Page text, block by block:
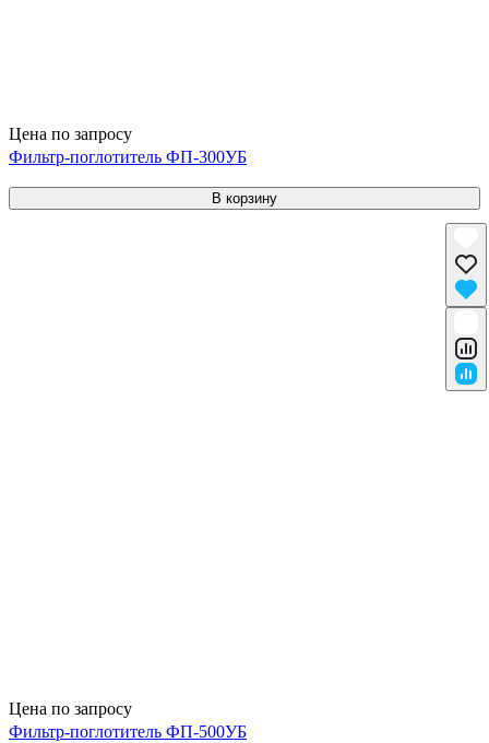
Цена по запросу
Фильтр-поглотитель ФП-300УБ
В корзину
Цена по запросу
Фильтр-поглотитель ФП-500УБ